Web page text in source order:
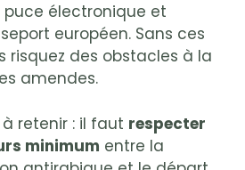
électronique et
européen. Sans ces
risquez des obstacles à la
amendes.
retenir : il faut respecter
minimum entre la